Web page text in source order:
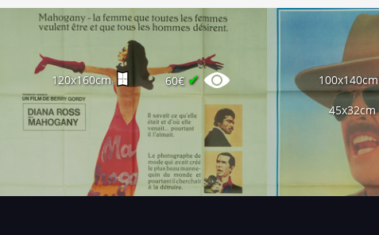
120x160cm 60€ ✔ 100x140cm
45x32cm